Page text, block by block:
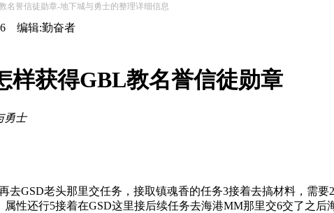
名誉信徒勋章-地下城与勇士的整理详细信息
编辑:勤奋者
样获得GBL教名誉信徒勋章
勇士
去GSD老头那里交任务，接取镇魂香的任务3接着去搞材料，需
性还行5接着在GSD这里接后续任务去海港MM那里交6交了之